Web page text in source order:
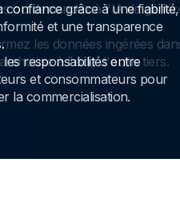
confiance grâce à une fiabilité,
et une transparence
les responsabilités entre
et consommateurs pour
la commercialisation.